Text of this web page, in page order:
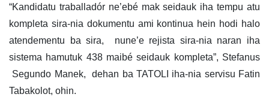
“Kandidatu traballadór ne’ebé mak seidauk iha tempu atu
kompleta sira-nia dokumentu ami kontinua hein hodi halo
atendementu ba sira, nune’e rejista sira-nia naran iha
sistema hamutuk 438 maibé seidauk kompleta”, Stefanus
Segundo Manek, dehan ba TATOLI iha-nia servisu Fatin
Tabakolot, ohin.